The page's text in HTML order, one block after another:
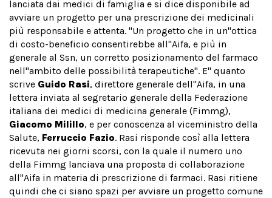
lanciata dai medici di famiglia e si dice disponibile ad
avviare un progetto per una prescrizione dei medicinali
più responsabile e attenta. "Un progetto che in un''ottica
di costo-beneficio consentirebbe all''Aifa, e più in
generale al Ssn, un corretto posizionamento del farmaco
nell''ambito delle possibilità terapeutiche". E'' quanto
scrive Guido Rasi, direttore generale dell''Aifa, in una
lettera inviata al segretario generale della Federazione
italiana dei medici di medicina generale (Fimmg),
Giacomo Milillo, e per conoscenza al viceministro della
Salute, Ferruccio Fazio. Rasi risponde così alla lettera
ricevuta nei giorni scorsi, con la quale il numero uno
della Fimmg lanciava una proposta di collaborazione
all''Aifa in materia di prescrizione di farmaci. Rasi ritiene
quindi che ci siano spazi per avviare un progetto comune